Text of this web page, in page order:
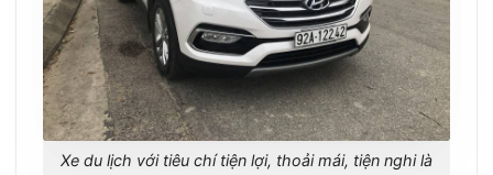
Xe du lịch với tiêu chí tiện lợi, thoải mái, tiện nghi là